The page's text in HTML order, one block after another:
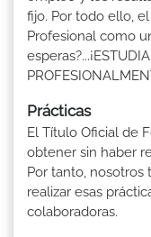
fijo. Por todo ello,
Profesional como
Prácticas
El Título Oficial de
obtener sin haber
Por tanto,
realizar esas
colaboradoras.